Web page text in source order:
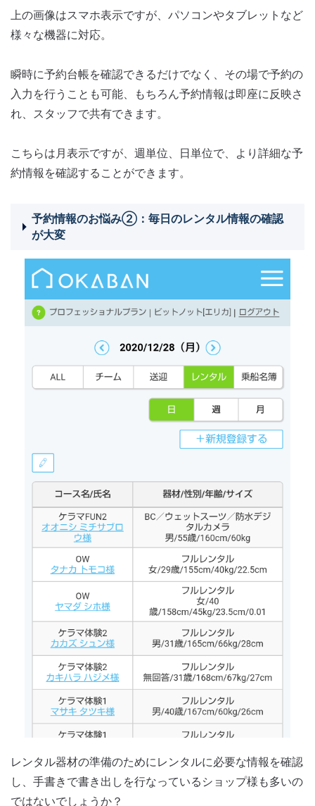
上の画像はスマホ表示ですが、パソコンやタブレットなど
様々な機器に対応。
瞬時に予約台帳を確認できるだけでなく、その場で予約の
入力を行うことも可能、もちろん予約情報は即座に反映さ
れ、スタッフで共有できます。
こちらは月表示ですが、週単位、日単位で、より詳細な予
約情報を確認することができます。
予約情報のお悩み②：毎日のレンタル情報の確認
が大変
レンタル器材の準備のためにレンタルに必要な情報を確認
し、手書きで書き出しを行なっているショップ様も多いの
ではないでしょうか？